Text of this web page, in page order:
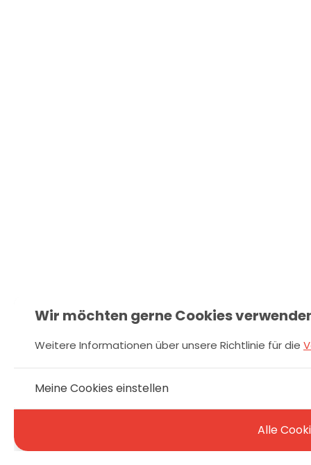
Wir möchten gerne Cookies
Weitere Informationen über unsere Richtlinie für die
Meine Cookies einstellen
Alle